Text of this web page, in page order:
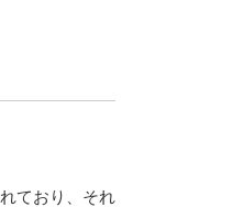
ており、それ